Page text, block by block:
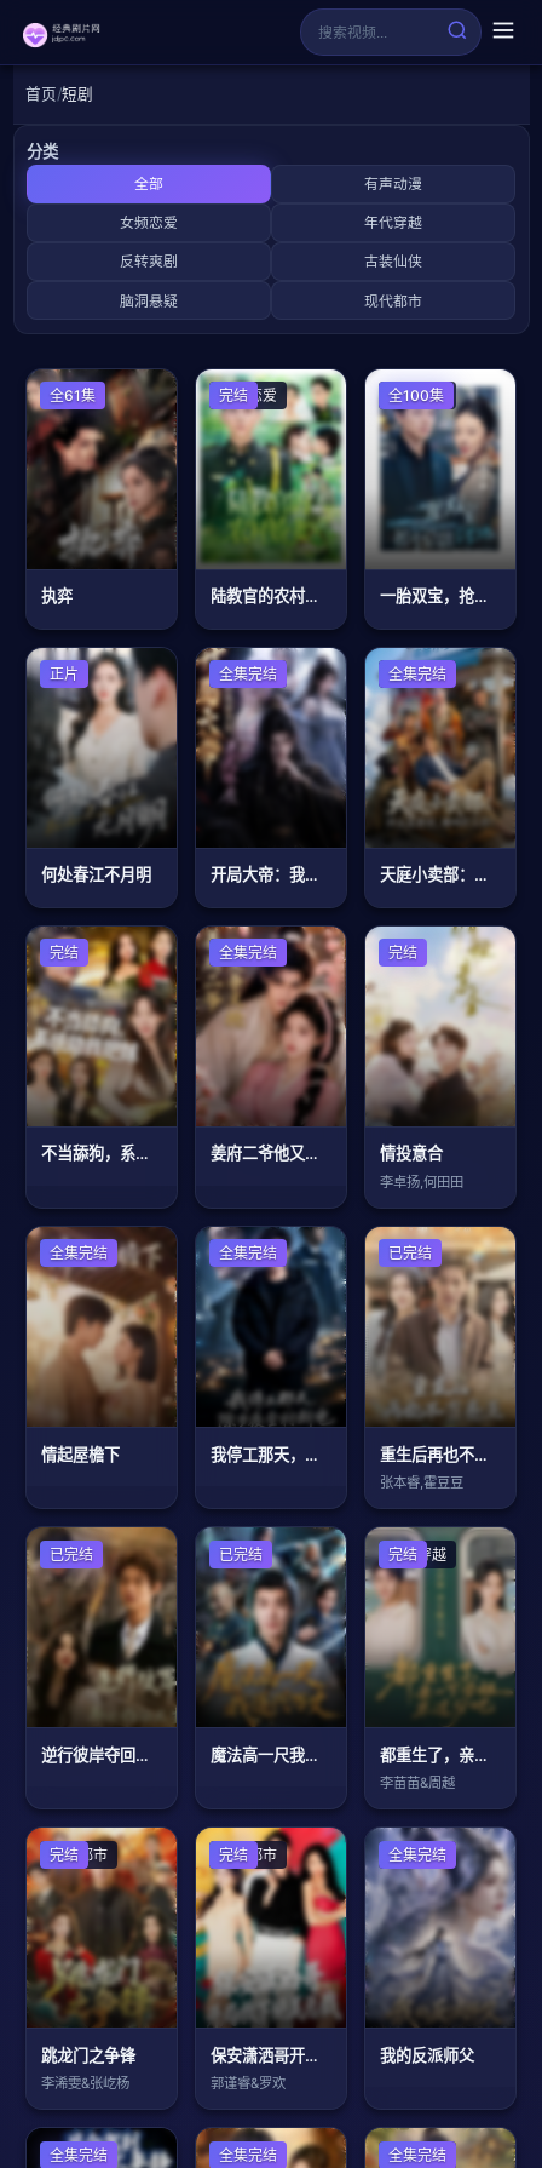
首页 短剧
分类
全部 有声动漫
女频恋爱 年代穿越
反转爽剧 古装仙侠
脑洞悬疑 现代都市
全61集
执弈
女频恋爱
完结
陆教官的农村娇妻
女频恋爱
全100集
一胎双宝，抢个总裁当爹地
正片
何处春江不月明
古装仙侠
全集完结
开局大帝：我的弟子全是逆天体质
古装仙侠
全集完结
天庭小卖部：什么反骨仔，那叫打工仔！
完结
不当舔狗，系统助我把妹
古装仙侠
全集完结
姜府二爷他又争又抢
完结
情投意合
李卓扬,何田田
现代都市
全集完结
情起屋檐下
现代都市
全集完结
我停工那天，除夕夜全村断电
已完结
重生后再也不当卷王
张本睿,霍豆豆
已完结
逆行彼岸夺回谁的人生
已完结
魔法高一尺我道兴万丈
年代穿越
完结
都重生了，亲一下学姐不过分吧
李苗苗&周越
现代都市
完结
跳龙门之争锋
李浠雯&张屹杨
现代都市
完结
保安潇洒哥开局救下绝美总裁
郭谨睿&罗欢
古装仙侠
全集完结
我的反派师父
全集完结 全集完结 古装仙侠
全集完结